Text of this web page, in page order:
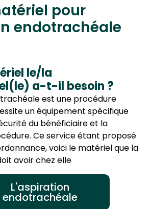
pour
endotrachéale
le/la
a-t-il besoin ?
est une procédure
un équipement spécifique
du bénéficiaire et la
Ce service étant proposé
voici le matériel que la
avoir chez elle
L'aspiration
endotrachéale